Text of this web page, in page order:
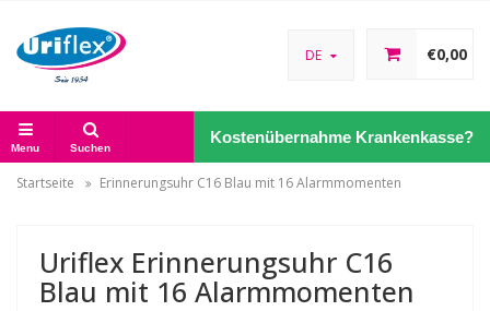
DE €0,00
Menu Suchen
Kostenübernahme Krankenkasse?
Startseite Erinnerungsuhr C16 Blau mit 16 Alarmmomenten
Uriflex Erinnerungsuhr C16
Blau mit 16 Alarmmomenten